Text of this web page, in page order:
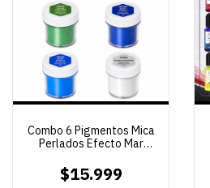
Combo 6 Pigmentos Mica
Perlados Efecto Mar
Poliéster 5 G C/u
$15.999